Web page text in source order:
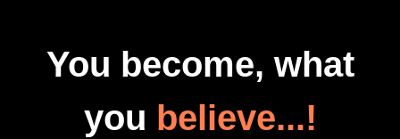
You become, what
you believe...!